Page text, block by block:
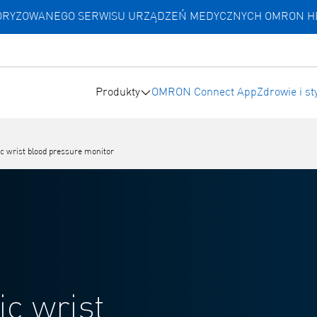
SERWISU URZĄDZEŃ MEDYCZNYCH OMRON
Produkty OMRON Connect AppZdrowie i
wrist blood pressure monitor
wrist